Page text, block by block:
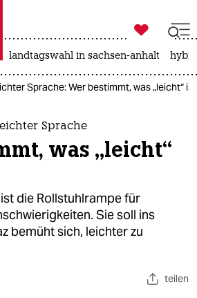
taz zahl ich
zahl ich

taz zahl ich
landtagswahl in sachsen-anhalt
Sprache: Wer bestimmt, was „leicht“
Sprache
was „leicht“
die Rollstuhlrampe für
Sie soll ins
bemüht sich, leichter zu
teilen